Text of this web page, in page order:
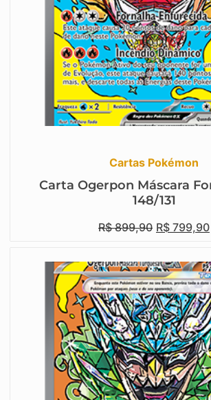
Cartas Pokémon
Carta Ogerpon Máscara
148/131
R$899,90 R$ 799,90